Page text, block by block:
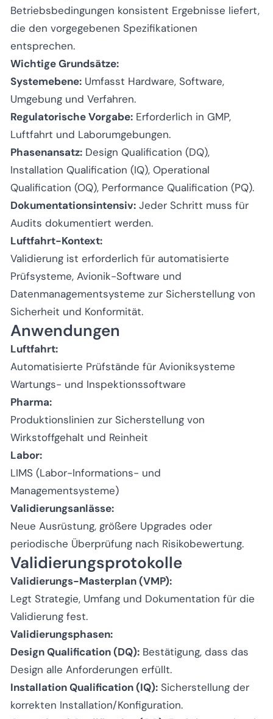
Betriebsbedingungen konsistent Ergebnisse liefert,
die den vorgegebenen Spezifikationen
entsprechen.
Wichtige Grundsätze:
Systemebene: Umfasst Hardware, Software,
Umgebung und Verfahren.
Regulatorische Vorgabe: Erforderlich in GMP,
Luftfahrt und Laborumgebungen.
Phasenansatz: Design Qualification (DQ),
Installation Qualification (IQ), Operational
Qualification (OQ), Performance Qualification (PQ).
Dokumentationsintensiv: Jeder Schritt muss für
Audits dokumentiert werden.
Luftfahrt-Kontext:
Validierung ist erforderlich für automatisierte
Prüfsysteme, Avionik-Software und
Datenmanagementsysteme zur Sicherstellung von
Sicherheit und Konformität.
Anwendungen
Luftfahrt:
Automatisierte Prüfstände für Avioniksysteme
Wartungs- und Inspektionssoftware
Pharma:
Produktionslinien zur Sicherstellung von
Wirkstoffgehalt und Reinheit
Labor:
LIMS (Labor-Informations- und
Managementsysteme)
Validierungsanlässe:
Neue Ausrüstung, größere Upgrades oder
periodische Überprüfung nach Risikobewertung.
Validierungsprotokolle
Validierungs-Masterplan (VMP):
Legt Strategie, Umfang und Dokumentation für die
Validierung fest.
Validierungsphasen:
Design Qualification (DQ): Bestätigung, dass das
Design alle Anforderungen erfüllt.
Installation Qualification (IQ): Sicherstellung der
korrekten Installation/Konfiguration.